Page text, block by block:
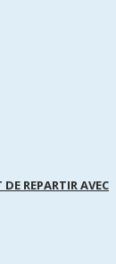
REPARTIR AVEC